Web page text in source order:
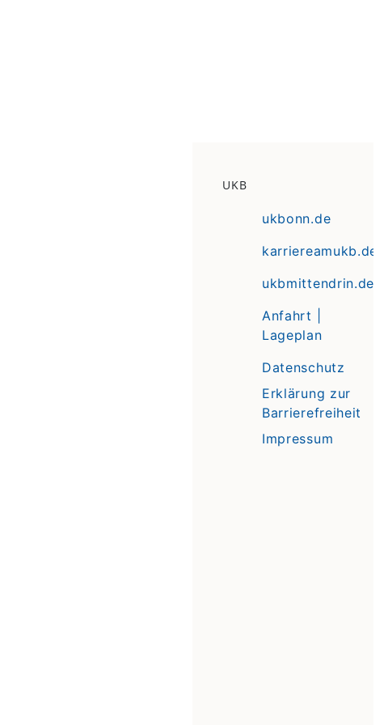
UKB
ukbonn.de
karriereamukb.de
ukbmittendrin.de
Anfahrt |
Lageplan
Datenschutz
Erklärung zur
Barrierefreiheit
Impressum